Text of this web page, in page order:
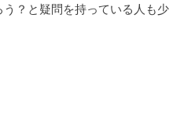
？と疑問を持っている人も少